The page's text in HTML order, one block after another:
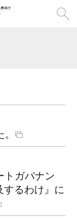
。
トガバナン
するわけ』に